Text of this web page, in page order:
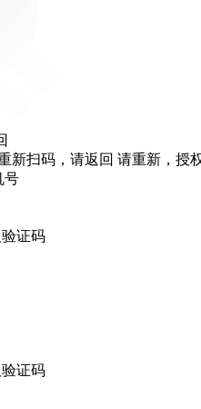
新扫码， 请返回 请重新， 授
号
证码
证码